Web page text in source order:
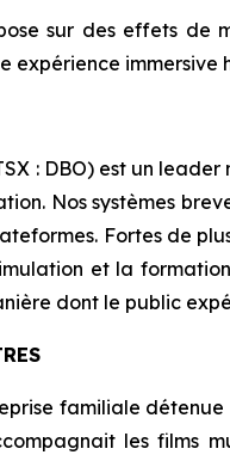
sur des effets de
expérience immersive
: DBO) est un
Nos systèmes
Fortes de
et la
dont le public
familiale
les films